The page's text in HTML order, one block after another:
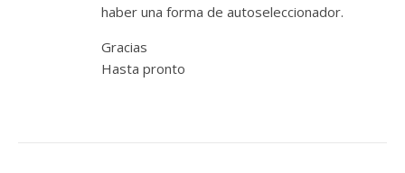
haber una forma de autoseleccionador.
Gracias
Hasta pronto